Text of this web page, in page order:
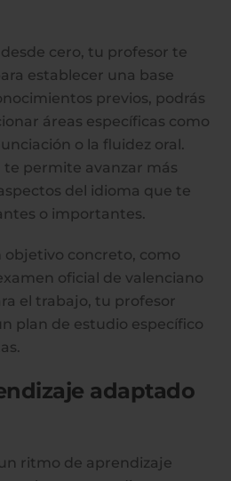
cero, tu profesor te
establecer una base
previos, podrás
áreas específicas como
o la fluidez oral.
te permite avanzar más
del idioma que te
o importantes.
objetivo concreto, como
oficial de valenciano
el trabajo, tu profesor
plan de estudio específico
adaptado
ritmo de aprendizaje